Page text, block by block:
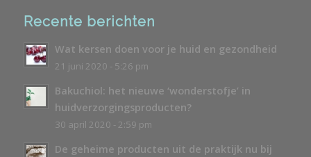
Recente berichten
Wat kersen doen voor je huid en gezondheid
21 juni 2020 - 5:26 pm
Bakuchiol: het nieuwe ‘wonderstofje’ in
huidverzorgingsproducten?
30 april 2020 - 2:59 pm
De geheime producten uit de praktijk nu bij